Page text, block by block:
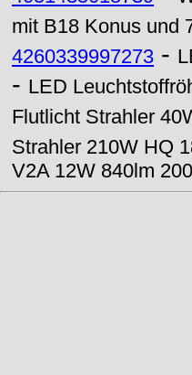
mit B18 Konus und
4260339997273 -
- LED
Flutlicht Strahler
Strahler 210W HQ
V2A 12W 840lm